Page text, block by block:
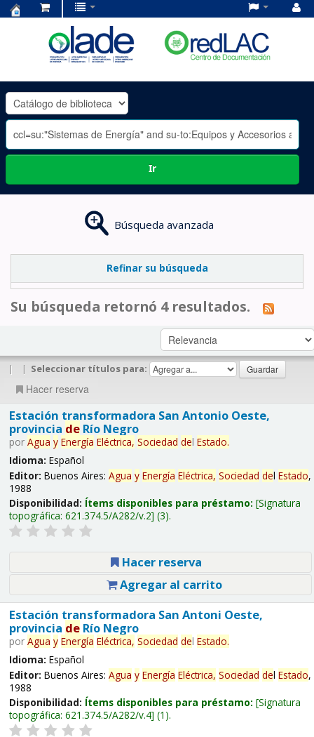
OLADE
-
Ir
Búsqueda avanzada
Refinar su búsqueda
Su búsqueda retornó 4 resultados.
| | Seleccionar títulos para:
Hacer reserva
Estación transformadora San Antonio Oeste,
provincia deRío Negro
por Agua y Energía Eléctrica, Sociedad del Estado.
Idioma: Español
Editor: Buenos Aires: Agua y Energía Eléctrica, Sociedad del Estado,
1988
Disponibilidad: Ítems disponibles para préstamo: Signatura
topográfica: 621.374.5/A282/v.2 (3).
Hacer reserva
Agregar al carrito
Estación transformadora San Antoni Oeste,
provincia deRío Negro
por Agua y Energía Eléctrica, Sociedad del Estado.
Idioma: Español
Editor: Buenos Aires: Agua y Energía Eléctrica, Sociedad del Estado,
1988
Disponibilidad: Ítems disponibles para préstamo: Signatura
topográfica: 621.374.5/A282/v.4 (1).